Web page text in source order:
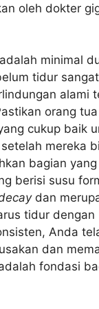
oleh dokter
minimal
tidur
alami
orang
cukup baik
mereka
bagian
berisi susu
dan
tidur
Anda
dan
fondasi